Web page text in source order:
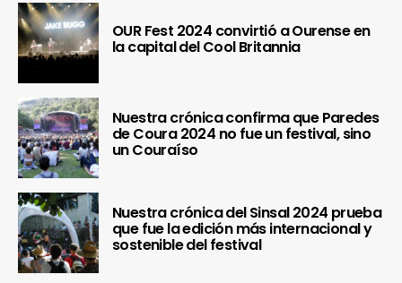
OUR Fest 2024 convirtió a Ourense en
la capital del Cool Britannia
Nuestra crónica confirma que Paredes
de Coura 2024 no fue un festival, sino
un Couraíso
Nuestra crónica del Sinsal 2024 prueba
que fue la edición más internacional y
sostenible del festival